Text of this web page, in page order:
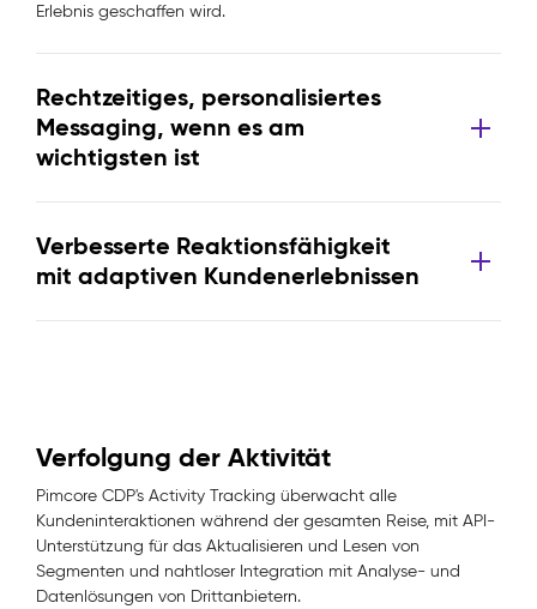
Erlebnis geschaffen wird.
Rechtzeitiges, personalisiertes
Messaging, wenn es am
wichtigsten ist
Verbesserte Reaktionsfähigkeit
mit adaptiven Kundenerlebnissen
Verfolgung der Aktivität
Pimcore CDP's Activity Tracking überwacht alle
Kundeninteraktionen während der gesamten Reise, mit API-
Unterstützung für das Aktualisieren und Lesen von
Segmenten und nahtloser Integration mit Analyse- und
Datenlösungen von Drittanbietern.